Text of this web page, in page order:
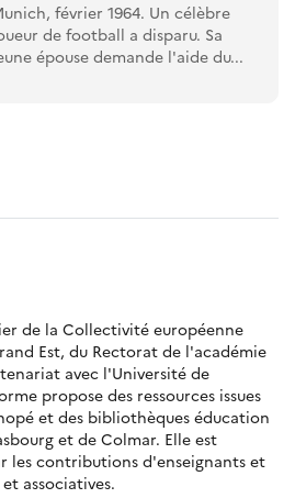
février 1964. Un célèbre
de football a disparu. Sa
épouse demande l'aide du...
de la Collectivité européenne
Est, du Rectorat de l'académie
avec l'Université de
propose des ressources issues
et des bibliothèques éducation
et de Colmar. Elle est
les contributions d'enseignants et
associatives.